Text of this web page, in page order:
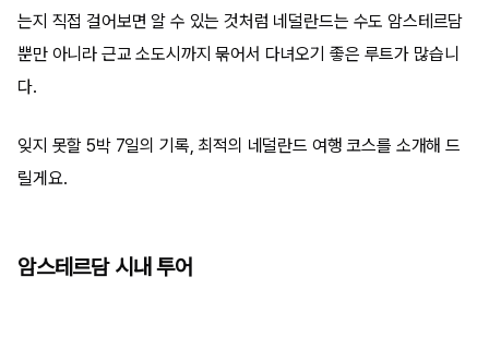
는지 직접 걸어보면 알 수 있는 것처럼 네덜란드는 수도 암스테르담
뿐만 아니라 근교 소도시까지 묶어서 다녀오기 좋은 루트가 많습니
다.
잊지 못할 5박 7일의 기록, 최적의 네덜란드 여행 코스를 소개해 드
릴게요.
암스테르담 시내 투어